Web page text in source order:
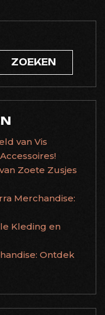
ZOEKEN
van Vis
Zoete Zusjes
Merchandise:
Kleding en
Ontdek